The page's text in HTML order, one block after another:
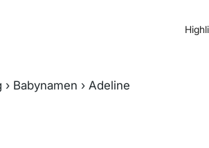
› Babynamen › Adeline